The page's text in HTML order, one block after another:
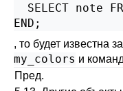
SELECT note
END;
, то будет известна
my_colors и
Пред.